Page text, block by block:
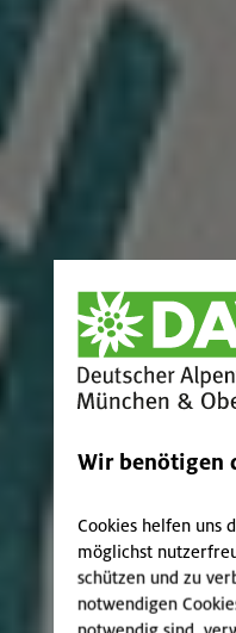
Wir benötigen
Cookies helfen uns
möglichst
schützen und zu
notwendigen